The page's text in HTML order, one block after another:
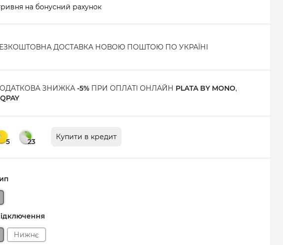
на бонусний рахунок
ДОСТАВКА НОВОЮ ПОШТОЮ ПО УКРАЇНІ
ЗНИЖКА -5%ПРИ ОПЛАТІ ОНЛАЙН PLATA BY MONO,
5 23
Купити в кредит
Нижнє